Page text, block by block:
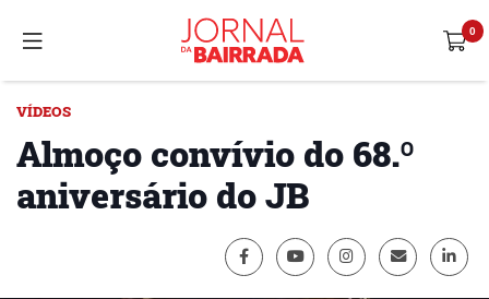
VÍDEOS
Almoço convívio do 68.º
aniversário do JB